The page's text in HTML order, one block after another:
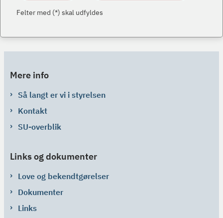
Felter med (*) skal udfyldes
Mere info
Så langt er vi i styrelsen
Kontakt
SU-overblik
Links og dokumenter
Love og bekendtgørelser
Dokumenter
Links